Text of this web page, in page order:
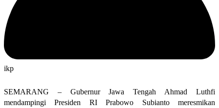
ikp
SEMARANG – Gubernur Jawa Tengah Ahmad Luthfi
mendampingi Presiden RI Prabowo Subianto meresmikan